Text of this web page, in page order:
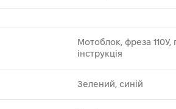
Мотоблок, фреза 110У,
інструкція
Зелений, синій